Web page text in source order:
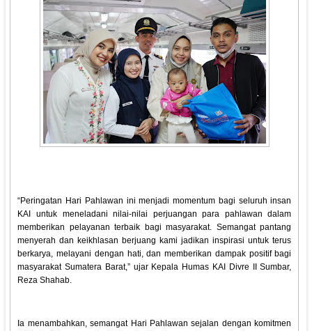
“Peringatan Hari Pahlawan ini menjadi momentum bagi seluruh insan
KAI untuk meneladani nilai-nilai perjuangan para pahlawan dalam
memberikan pelayanan terbaik bagi masyarakat. Semangat pantang
menyerah dan keikhlasan berjuang kami jadikan inspirasi untuk terus
berkarya, melayani dengan hati, dan memberikan dampak positif bagi
masyarakat Sumatera Barat,” ujar Kepala Humas KAI Divre II Sumbar,
Reza Shahab.
Ia menambahkan, semangat Hari Pahlawan sejalan dengan komitmen